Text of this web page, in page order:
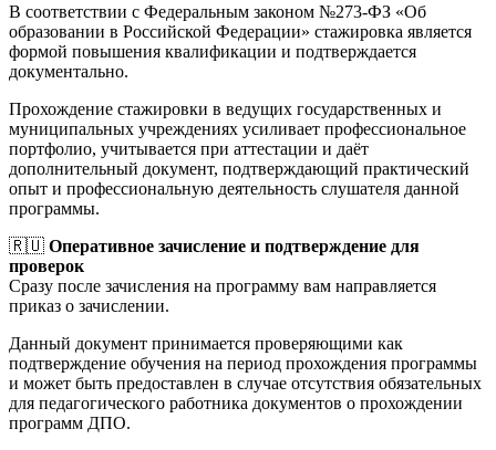
В соответствии с Федеральным законом №273-ФЗ «Об
образовании в Российской Федерации» стажировка является
формой повышения квалификации и подтверждается
документально.
Прохождение стажировки в ведущих государственных и
муниципальных учреждениях усиливает профессиональное
портфолио, учитывается при аттестации и даёт
дополнительный документ, подтверждающий практический
опыт и профессиональную деятельность слушателя данной
программы.
🇷🇺 Оперативное зачисление и подтверждение для
проверок
Сразу после зачисления на программу вам направляется
приказ о зачислении.
Данный документ принимается проверяющими как
подтверждение обучения на период прохождения программы
и может быть предоставлен в случае отсутствия обязательных
для педагогического работника документов о прохождении
программ ДПО.